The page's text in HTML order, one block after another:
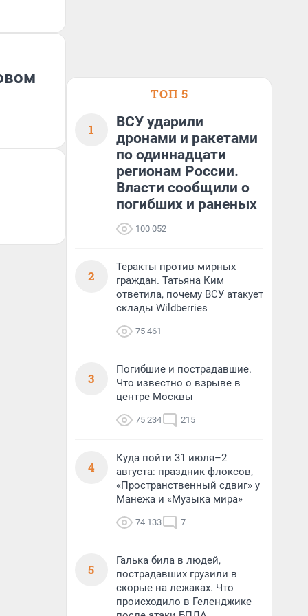
ТОП 5
1
ВСУ ударили
дронами и ракетами
по одиннадцати
регионам России.
Власти сообщили о
погибших и раненых
100 052
2
Теракты против мирных
граждан. Татьяна Ким
ответила, почему ВСУ атакует
склады Wildberries
75 461
3
Погибшие и пострадавшие.
Что известно о взрыве в
центре Москвы
75 234 215
4
Куда пойти 31 июля–2
августа: праздник флоксов,
«Пространственный сдвиг» у
Манежа и «Музыка мира»
74 133 7
5
Галька била в людей,
пострадавших грузили в
скорые на лежаках. Что
происходило в Геленджике